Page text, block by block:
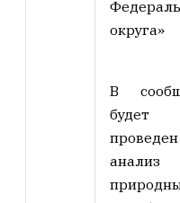
округа»
В
будет
проведен
анализ